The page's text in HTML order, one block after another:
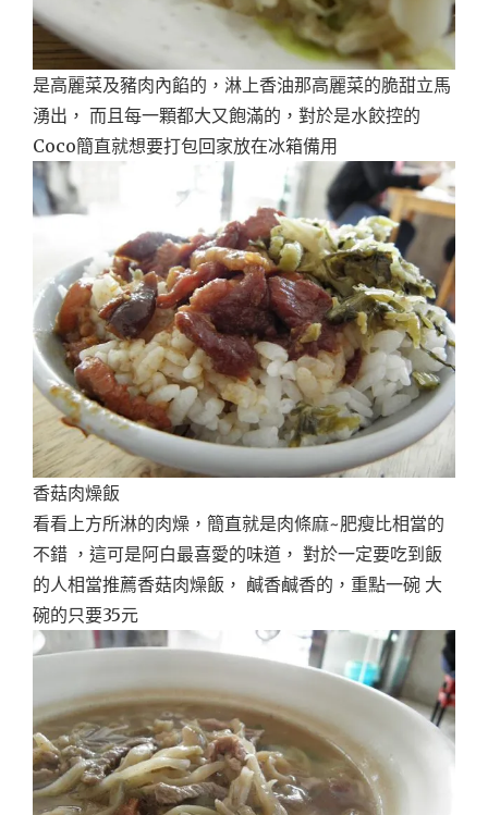
是高麗菜及豬肉內餡的，淋上香油那高麗菜的脆甜立馬
湧出， 而且每一顆都大又飽滿的，對於是水餃控的
Coco簡直就想要打包回家放在冰箱備用
香菇肉燥飯
看看上方所淋的肉燥，簡直就是肉條麻~肥瘦比相當的
不錯 ，這可是阿白最喜愛的味道， 對於一定要吃到飯
的人相當推薦香菇肉燥飯， 鹹香鹹香的，重點一碗 大
碗的只要35元